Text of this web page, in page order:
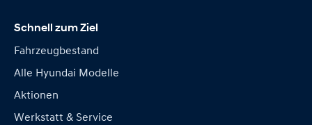
Schnell zum Ziel
Fahrzeugbestand
Alle Hyundai Modelle
Aktionen
Werkstatt & Service